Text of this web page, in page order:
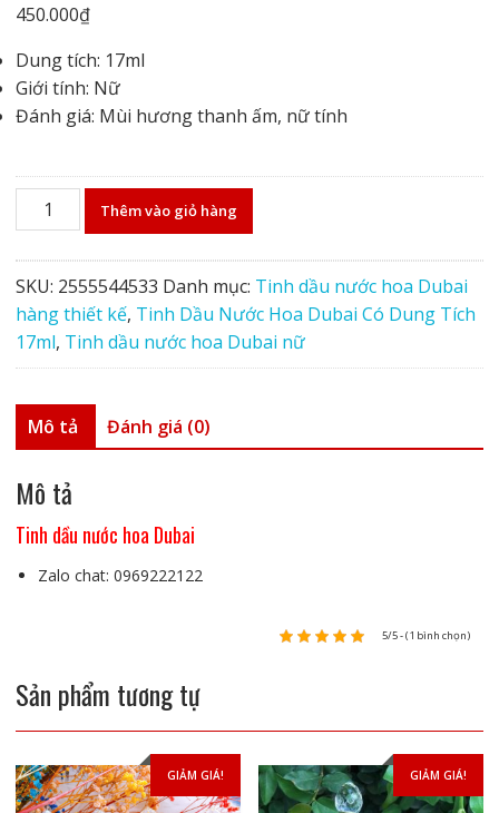
450.000₫
Dung tích: 17ml
Giới tính: Nữ
Đánh giá: Mùi hương thanh ấm, nữ tính
Nước
hoa
Narciso
For
Her
hồng
tinh
Dubai
số
lượng
Thêm vào giỏ hàng
SKU: 2555544533 Danh mục: Tinh dầu nước hoa Dubai
hàng thiết kế, Tinh Dầu Nước Hoa Dubai Có Dung Tích
17ml, Tinh dầu nước hoa Dubai nữ
Mô tả Đánh giá (0)
Mô tả
Tinh dầu nước hoa Dubai
Zalo chat: 0969222122
5/5 - (1 bình chọn)
Sản phẩm tương tự
GIẢM GIÁ! GIẢM GIÁ!